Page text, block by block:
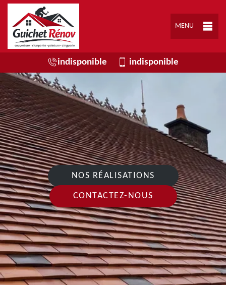
MENU
indisponible indisponible
NOS RÉALISATIONS
CONTACTEZ-NOUS